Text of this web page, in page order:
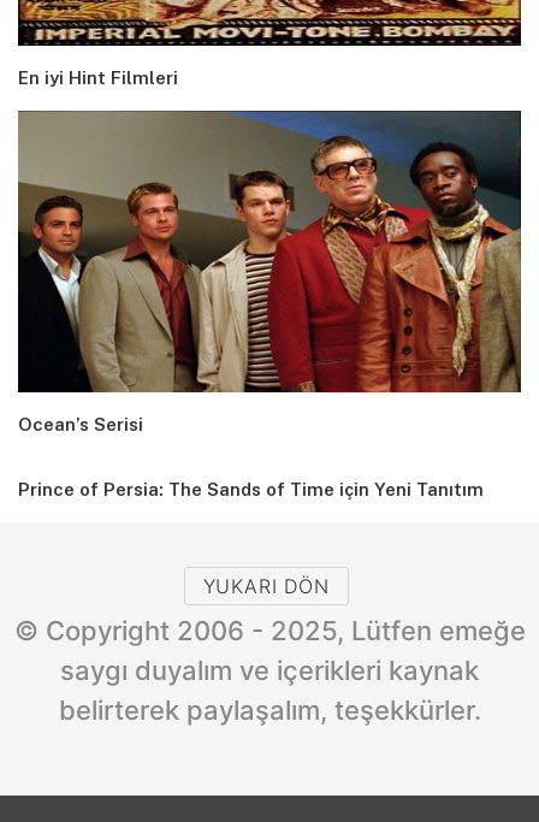
En iyi Hint Filmleri
Ocean’s Serisi
Prince of Persia: The Sands of Time için Yeni Tanıtım
YUKARI DÖN
© Copyright 2006 - 2025, Lütfen emeğe
saygı duyalım ve içerikleri kaynak
belirterek paylaşalım, teşekkürler.